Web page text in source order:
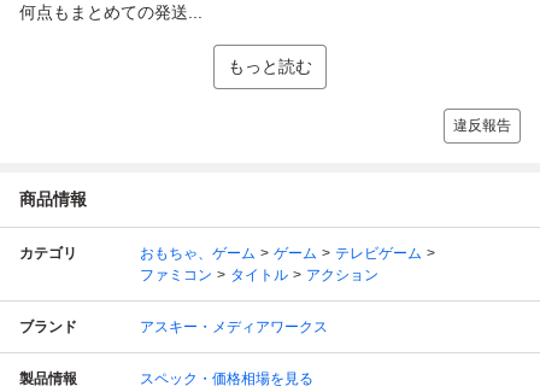
何点もまとめての発送...
もっと読む
違反報告
商品情報
カテゴリ おもちゃ、ゲーム ゲーム
テレビゲーム
ファミコン
タイトル アクション
ブランド アスキー・メディアワークス
製品情報 スペック・価格相場を見る